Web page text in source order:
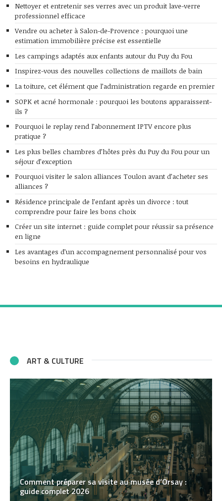
Nettoyer et entretenir ses verres avec un produit lave-verre
professionnel efficace
Vendre ou acheter à Salon-de-Provence : pourquoi une
estimation immobilière précise est essentielle
Les campings adaptés aux enfants autour du Puy du Fou
Inspirez-vous des nouvelles collections de maillots de bain
La toiture, cet élément que l’administration regarde en premier
SOPK et acné hormonale : pourquoi les boutons apparaissent-
ils ?
Pourquoi le replay rend l’abonnement IPTV encore plus
pratique ?
Les plus belles chambres d’hôtes près du Puy du Fou pour un
séjour d’exception
Pourquoi visiter le salon alliances Toulon avant d’acheter ses
alliances ?
Résidence principale de l’enfant après un divorce : tout
comprendre pour faire les bons choix
Créer un site internet : guide complet pour réussir sa présence
en ligne
Les avantages d’un accompagnement personnalisé pour vos
besoins en hydraulique
ART & CULTURE
Comment préparer sa visite au musée d’Orsay :
guide complet 2026